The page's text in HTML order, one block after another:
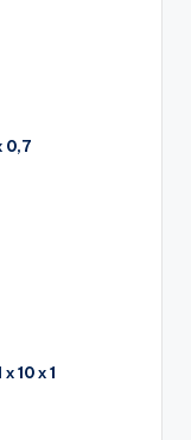
0,7
х 10 х 1